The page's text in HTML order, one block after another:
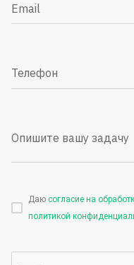
Email
Телефон
Опишите вашу задачу
Даю согласие на
политикой